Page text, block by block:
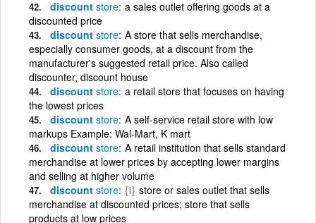
discount store a sales outlet offering goods at a
discounted price
discount store A store that sells merchandise,
especially consumer goods, at a discount from the
manufacturer's suggested retail price. Also called
discounter, discount house
discount store a retail store that focuses on having
the lowest prices
discount store A self-service retail store with low
markups Example: Wal-Mart, K mart
discount store A retail institution that sells standard
merchandise at lower prices by accepting lower margins
and selling at higher volume
discount store {i} store or sales outlet that sells
merchandise at discounted prices; store that sells
products at low prices